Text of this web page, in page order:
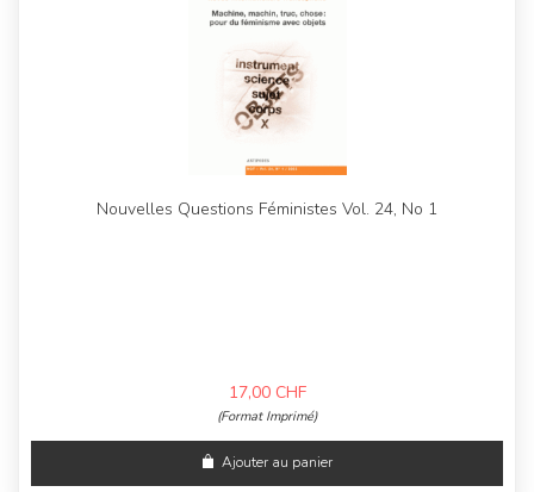
Nouvelles Questions Féministes Vol. 24, No 1
17,00 CHF
(Format Imprimé)
Ajouter au panier